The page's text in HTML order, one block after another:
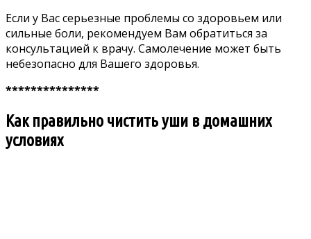
Если у Вас серьезные проблемы со здоровьем или
сильные боли, рекомендуем Вам обратиться за
консультацией к врачу. Самолечение может быть
небезопасно для Вашего здоровья.
***************
Как правильно чистить уши в домашних
условиях